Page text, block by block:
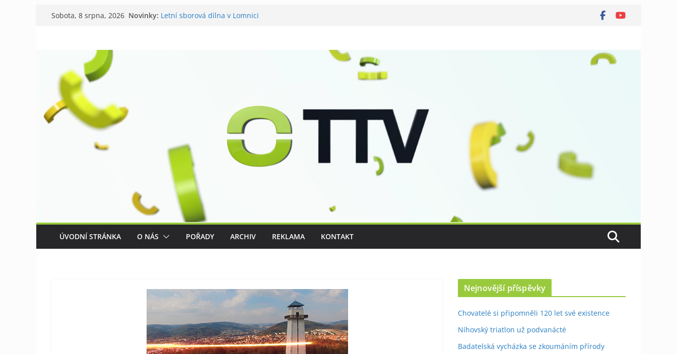
Přeskočit
Sobota, 8 srpna, 2026 Novinky: Letní sborová dílna v Lomnici
ÚVODNÍ STRÁNKA O NÁS POŘADY ARCHIV REKLAMA KONTAKT
Nejnovější příspěvky
Chovatelé si připomněli 120 let své existence
Níhovský triatlon už podvanácté
Badatelská vycházka se zkoumáním přírody